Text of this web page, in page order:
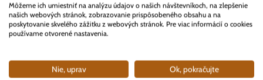
cezHeureka.sk
a kvalitný zákaznícky servis
Môžeme ich umiestniť na analýzu údajov o našich návštevníkoch, na zlepšenie
našich webových stránok, zobrazovanie prispôsobeného obsahu a na
poskytovanie skvelého zážitku z webových stránok. Pre viac informácií o cookies
používame otvorené nastavenia.
Nie, uprav Ok, pokračujte